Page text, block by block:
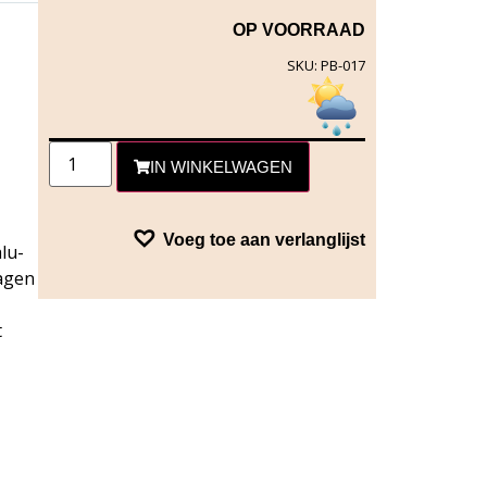
OP VOORRAAD
SKU: PB-017
IN WINKELWAGEN
Voeg toe aan verlanglijst